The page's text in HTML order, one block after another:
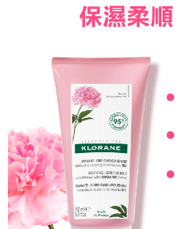
「AFTEE先享後付」，若未經同意
時審查核予不同之上限額度；若仍有
請求用戶進行身份認證。
５．嚴禁一人註冊多個帳號或使用他
恩沛科技股份有限公司將有權停止該
每筆NT$100，滿NT$790(含以
付款後寶雅門市自取(由倉庫統一
每筆NT$80，滿NT$290(含以上)